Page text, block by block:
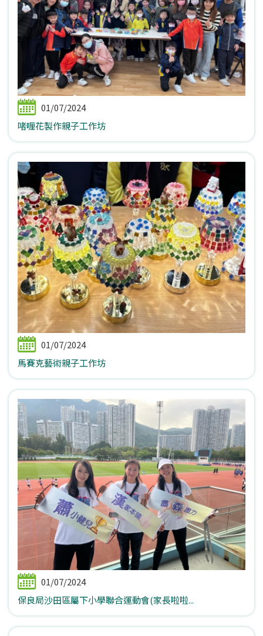
01/07/2024
啫喱花製作親子工作坊
01/07/2024
馬賽克藝術親子工作坊
01/07/2024
保良局沙田區屬下小學聯合運動會(家長啦啦...